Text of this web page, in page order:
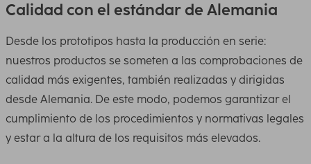
Calidad con el estándar de Alemania
Desde los prototipos hasta la producción en serie:
nuestros productos se someten a las comprobaciones de
calidad más exigentes, también realizadas y dirigidas
desde Alemania. De este modo, podemos garantizar el
cumplimiento de los procedimientos y normativas legales
y estar a la altura de los requisitos más elevados.